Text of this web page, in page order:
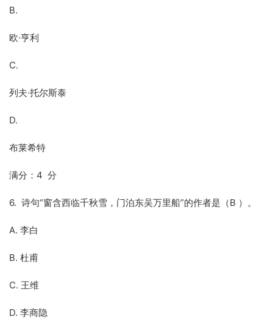
B.
欧·亨利
C.
列夫·托尔斯泰
D.
布莱希特
满分：4 分
6. 诗句“窗含西临千秋雪，门泊东吴万里船”的作者是（B ）。
A. 李白
B. 杜甫
C. 王维
D. 李商隐